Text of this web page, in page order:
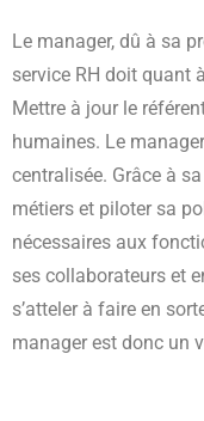
Le manager, dû à sa
service RH doit quant
Mettre à jour le
humaines. Le
centralisée. Grâce à
métiers et piloter sa
nécessaires aux
ses collaborateurs et
s’atteler à faire en
manager est donc un